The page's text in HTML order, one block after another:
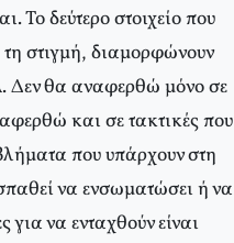
Το δεύτερο στοιχείο που
στιγμή, διαμορφώνουν
Δεν θα αναφερθώ μόνο σε
και σε τακτικές που
που υπάρχουν στη
να ενσωματώσει ή να
να ενταχθούν είναι